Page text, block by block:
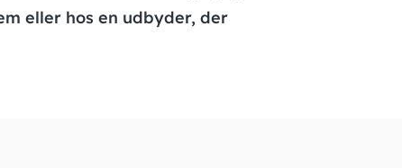
eller hos en udbyder, der